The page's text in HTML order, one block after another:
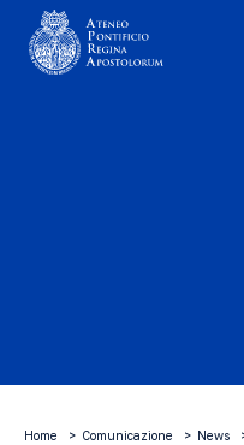
Home Comunicazione
News